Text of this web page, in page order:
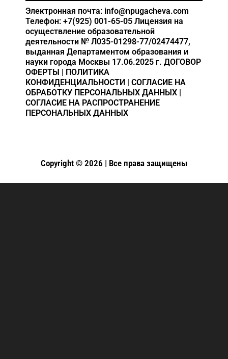
Электронная почта: info@npugacheva.com
Телефон: +7(925) 001-65-05 Лицензия на
осуществление образовательной
деятельности № Л035-01298-77/02474477,
выданная Департаментом образования и
науки города Москвы 17.06.2025 г. ДОГОВОР
ОФЕРТЫ | ПОЛИТИКА
КОНФИДЕНЦИАЛЬНОСТИ | СОГЛАСИЕ НА
ОБРАБОТКУ ПЕРСОНАЛЬНЫХ ДАННЫХ |
СОГЛАСИЕ НА РАСПРОСТРАНЕНИЕ
ПЕРСОНАЛЬНЫХ ДАННЫХ
Copyright © 2026 | Все права защищены